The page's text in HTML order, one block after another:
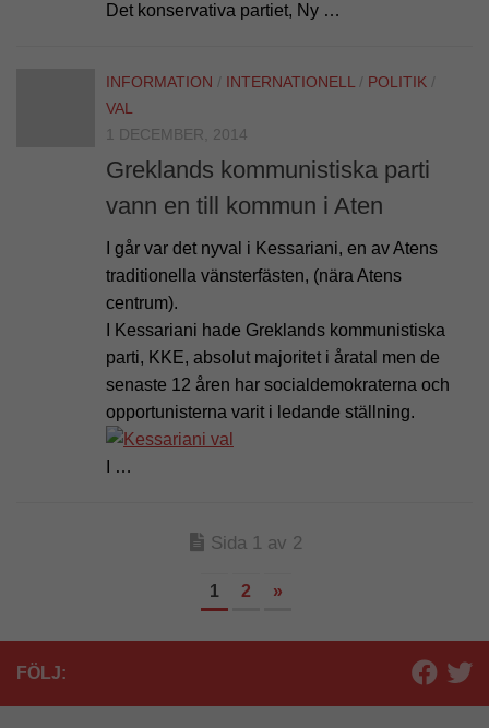
Det konservativa partiet, Ny …
INFORMATION / INTERNATIONELL / POLITIK /
VAL
1 DECEMBER, 2014
Greklands kommunistiska parti
vann en till kommun i Aten
I går var det nyval i Kessariani, en av Atens
traditionella vänsterfästen, (nära Atens
centrum).
I Kessariani hade Greklands kommunistiska
parti, KKE, absolut majoritet i åratal men de
senaste 12 åren har socialdemokraterna och
opportunisterna varit i ledande ställning.
I …
Sida 1 av 2
1 2 »
FÖLJ: